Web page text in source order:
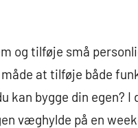
og tilføje små
at tilføje både
bygge din egen? I
væghylde på en